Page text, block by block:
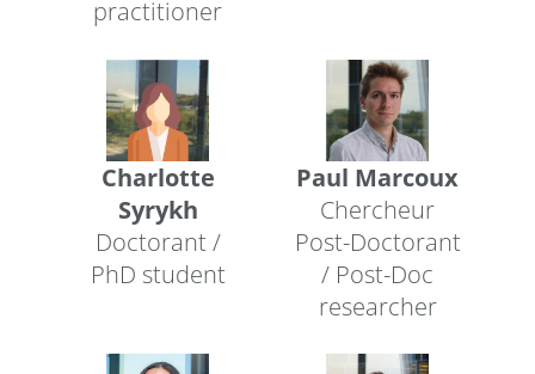
practitioner
Charlotte
Syrykh
Doctorant /
PhD student
Paul Marcoux
Chercheur
Post-Doctorant
/ Post-Doc
researcher